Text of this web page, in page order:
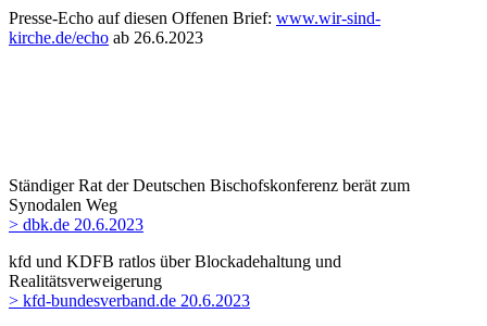
Presse-Echo auf diesen Offenen Brief: www.wir-sind-
kirche.de/echo ab 26.6.2023
Ständiger Rat der Deutschen Bischofskonferenz berät zum
Synodalen Weg
> dbk.de 20.6.2023
kfd und KDFB ratlos über Blockadehaltung und
Realitätsverweigerung
> kfd-bundesverband.de 20.6.2023